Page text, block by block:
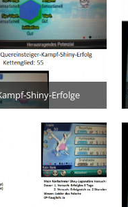
Shiny-Erfolge
2016